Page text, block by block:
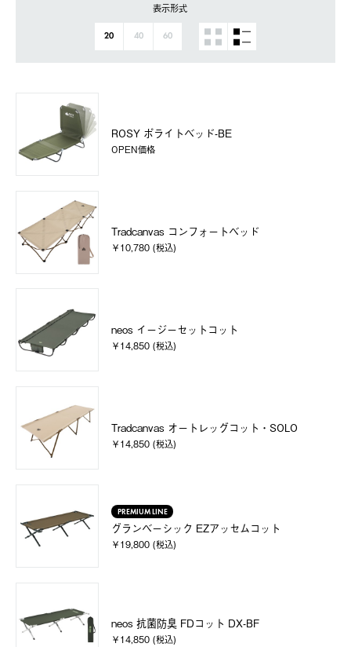
表示形式
20 40 60
ROSY ポライトベッド-BE
OPEN価格
Tradcanvas コンフォートベッド
￥10,780 (税込)
neos イージーセットコット
￥14,850 (税込)
Tradcanvas オートレッグコット・SOLO
￥14,850 (税込)
PREMIUM LINE
グランベーシック EZアッセムコット
￥19,800 (税込)
neos 抗菌防臭 FDコット DX-BF
￥14,850 (税込)